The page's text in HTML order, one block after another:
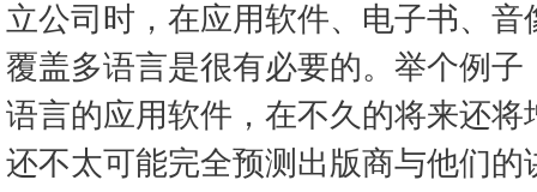
立公司时，在应用软件、电子书、
覆盖多语言是很有必要的。举个例
语言的应用软件，在不久的将来还
还不太可能完全预测出版商与他们